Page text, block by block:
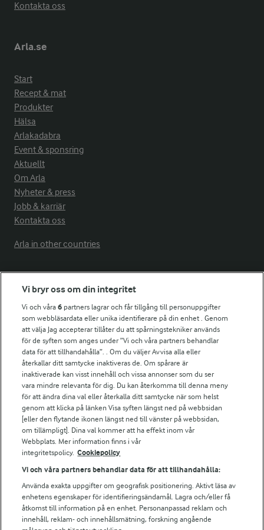
Kontakta oss
Arla.se
Start
Recept & mat
Produkter
Hälsa
Arlakadabra
Event & sponsring
Aktuellt
Om Arla
Nyheter & press
Jobb & karriär
Kontakta oss
Arla in other countries
Fler Arlasajter
För ägare
Arlas kundportal
Arla.com
Falbygdens Ost
Arla webbshop
Bildbank
Följ oss
Vi bryr oss om din integritet
Vi och våra6 partners lagrar och får tillgång till personuppgifter
som webbläsardata eller unika identifierare på din enhet . Genom
att välja Jag accepterar tillåter du att spårningstekniker används
för de syften som anges under ”Vi och våra partners behandlar
data för att tillhandahålla”. . Om du väljer Avvisa alla eller
återkallar ditt samtycke inaktiveras de. Om spårare är
inaktiverade kan visst innehåll och vissa annonser som du ser
vara mindre relevanta för dig. Du kan återkomma till denna meny
för att ändra dina val eller återkalla ditt samtycke när som helst
genom att klicka på länken Visa syften längst ned på webbsidan
[eller den flytande ikonen längst ned till vänster på webbsidan,
om tillämpligt]. Dina val kommer att ha effekt inom vår
Webbplats. Mer information finns i vår
integritetspolicy. Cookiepolicy
Vi och våra partners behandlar data för att tillhandahålla:
Använda exakta uppgifter om geografisk positionering. Aktivt läsa av
enhetens egenskaper för identifieringsändamål. Lagra och/eller få
åtkomst till information på en enhet. Personanpassad reklam och
innehåll, reklam- och innehållsmätning, forskning angående